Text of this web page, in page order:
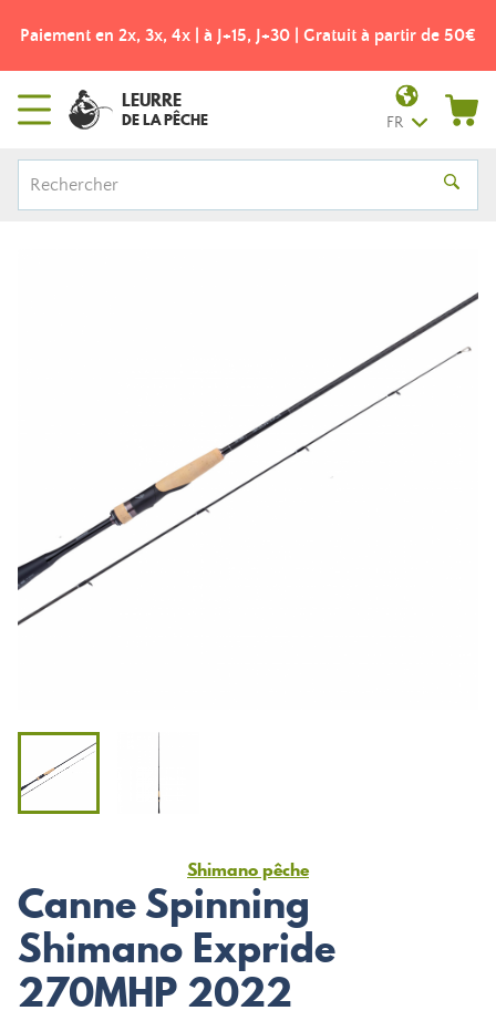
Paiement en 2x, 3x, 4x | à J+15, J+30 | Gratuit à partir de 50€
LEURRE
DE LA PÊCHE FR
Shimano pêche
Canne Spinning
Shimano Expride
270MHP 2022